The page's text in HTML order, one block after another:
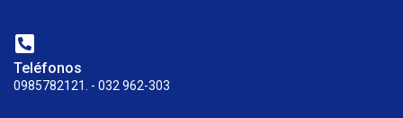
Teléfonos
0985782121. - 032 962-303